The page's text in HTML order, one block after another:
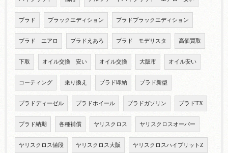
プラド ブラックエディション プラドブラックエディション
プラド エアロ プラドえあろ プラド モデリスタ 高価買取
下取 オイル交換 安い オイル交換 大阪市 オイル安い
コーティング 乗り換え プラド即納 プラド新型
プラドディーゼル プラドホイール プラドガソリン プラドTX
プラド納期 各種補償 ヤリスクロス ヤリスクロスオーバー
ヤリスクロス値段 ヤリスクロス大阪 ヤリスクロスハイブリットZ